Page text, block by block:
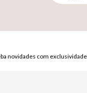
novidades com exclusividade